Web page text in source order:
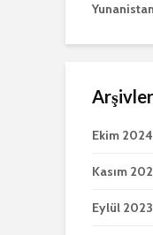
Yunanistan
Arşivler
Ekim 2024
Kasım
Eylül 2023